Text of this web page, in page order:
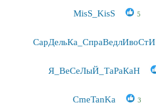
MisS_KisS 5
СарДельКа_СпраВедлИвоСтИ
Я_ВеСеЛыЙ_ТаРаКаН
CmeTanKa 3